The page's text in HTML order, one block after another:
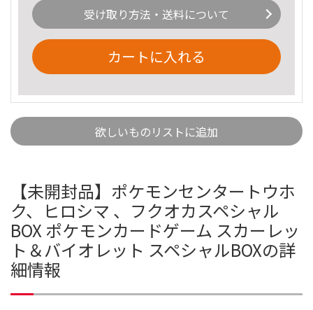
受け取り方法・送料について
カートに入れる
欲しいものリストに追加
【未開封品】ポケモンセンタートウホ
ク、ヒロシマ 、フクオカスペシャル
BOX ポケモンカードゲーム スカーレッ
ト＆バイオレット スペシャルBOXの詳
細情報